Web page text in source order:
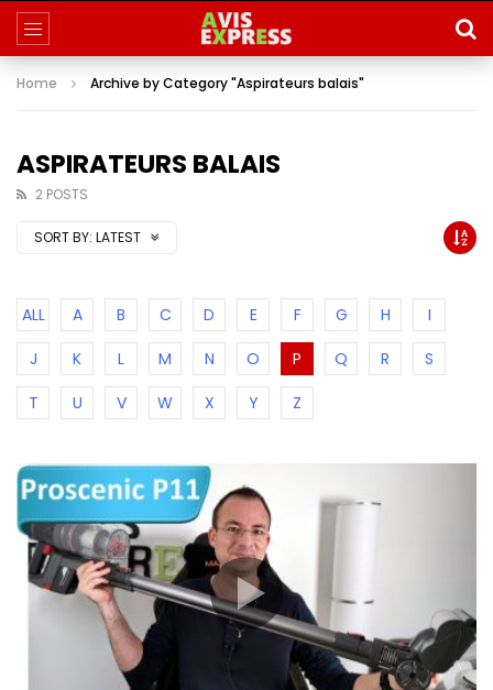
Home Archive by Category "Aspirateurs balais"
ASPIRATEURS BALAIS
2 POSTS
SORT BY: LATEST
ALL A B C D E F G H
I
J
K L M N O P Q R
S
T
U V W X Y Z